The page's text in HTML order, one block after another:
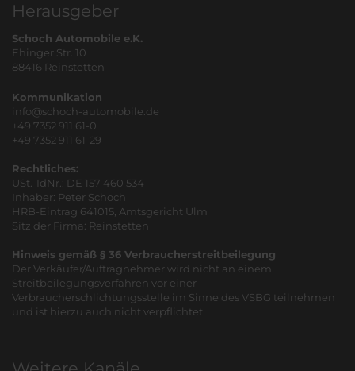
Herausgeber
Schoch Automobile e.K.
Ehinger Str. 10
88416 Reinstetten
Kommunikation
info@schoch-automobile.de
+49 7352 911 61-0
+49 7352 911 61-29
Rechtliches:
USt.-IdNr.: DE 157 460 534
Inhaber: Peter Schoch
HRB-Eintrag 641015, Amtsgericht Ulm
Sitz der Firma: Reinstetten
Hinweis gemäß § 36 Verbraucherstreitbeilegung
Der Verkäufer/Auftragnehmer wird nicht an einem
Streitbeilegungsverfahren vor einer
Verbraucherschlichtungsstelle im Sinne des VSBG teilnehmen
und ist hierzu auch nicht verpflichtet.